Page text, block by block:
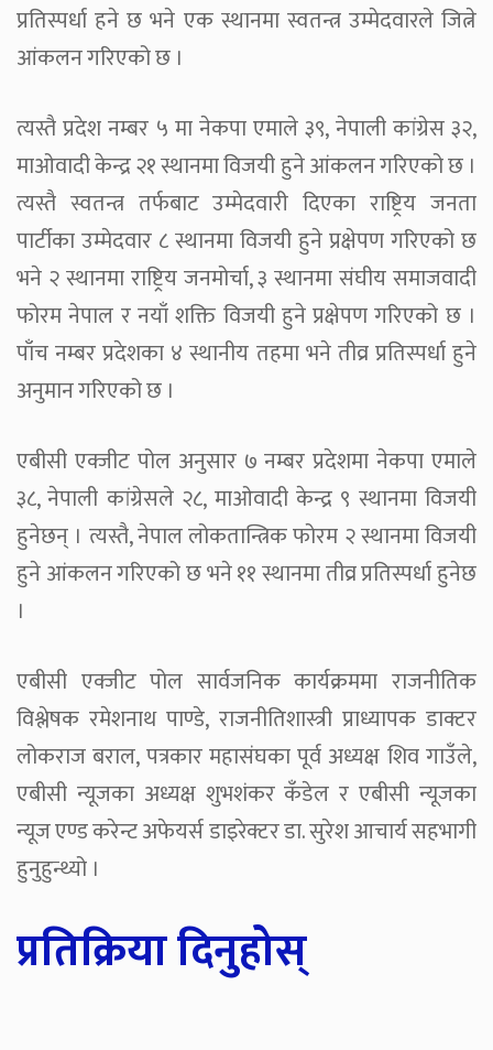
प्रतिस्पर्धा हने छ भने एक स्थानमा स्वतन्त्र उम्मेदवारले जित्ने
आंकलन गरिएको छ ।
त्यस्तै प्रदेश नम्बर ५ मा नेकपा एमाले ३९, नेपाली कांग्रेस ३२,
माओवादी केन्द्र २१ स्थानमा विजयी हुने आंकलन गरिएको छ ।
त्यस्तै स्वतन्त्र तर्फबाट उम्मेदवारी दिएका राष्ट्रिय जनता
पार्टीका उम्मेदवार ८ स्थानमा विजयी हुने प्रक्षेपण गरिएको छ
भने २ स्थानमा राष्ट्रिय जनमोर्चा, ३ स्थानमा संघीय समाजवादी
फोरम नेपाल र नयाँ शक्ति विजयी हुने प्रक्षेपण गरिएको छ ।
पाँच नम्बर प्रदेशका ४ स्थानीय तहमा भने तीव्र प्रतिस्पर्धा हुने
अनुमान गरिएको छ ।
एबीसी एक्जीट पोल अनुसार ७ नम्बर प्रदेशमा नेकपा एमाले
३८, नेपाली कांग्रेसले २८, माओवादी केन्द्र ९ स्थानमा विजयी
हुनेछन् । त्यस्तै, नेपाल लोकतान्त्रिक फोरम २ स्थानमा विजयी
हुने आंकलन गरिएको छ भने ११ स्थानमा तीव्र प्रतिस्पर्धा हुनेछ
।
एबीसी एक्जीट पोल सार्वजनिक कार्यक्रममा राजनीतिक
विश्लेषक रमेशनाथ पाण्डे, राजनीतिशास्त्री प्राध्यापक डाक्टर
लोकराज बराल, पत्रकार महासंघका पूर्व अध्यक्ष शिव गाउँले,
एबीसी न्यूजका अध्यक्ष शुभशंकर कँडेल र एबीसी न्यूजका
न्यूज एण्ड करेन्ट अफेयर्स डाइरेक्टर डा. सुरेश आचार्य सहभागी
हुनुहुन्थ्यो ।
प्रतिक्रिया दिनुहोस्